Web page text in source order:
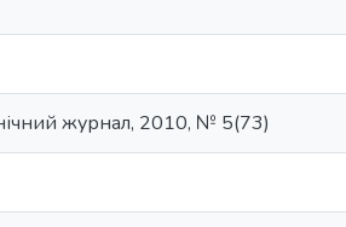
журнал, 2010, № 5(73)